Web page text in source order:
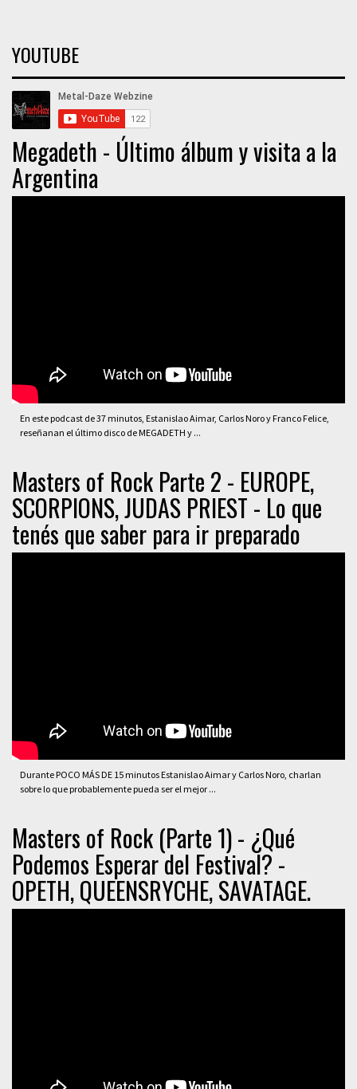
YOUTUBE
Megadeth - Último álbum y visita a la
Argentina
En este podcast de 37 minutos, Estanislao Aimar, Carlos Noro y Franco Felice,
reseñanan el último disco de MEGADETH y ...
Masters of Rock Parte 2 - EUROPE,
SCORPIONS, JUDAS PRIEST - Lo que
tenés que saber para ir preparado
Durante POCO MÁS DE 15 minutos Estanislao Aimar y Carlos Noro, charlan
sobre lo que probablemente pueda ser el mejor ...
Masters of Rock (Parte 1) - ¿Qué
Podemos Esperar del Festival? -
OPETH, QUEENSRYCHE, SAVATAGE.